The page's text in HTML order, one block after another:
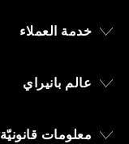
خدمة العملاء
عالم بانيراي
معلومات قانونيّة